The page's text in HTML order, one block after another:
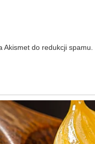
Akismet do redukcji spamu.